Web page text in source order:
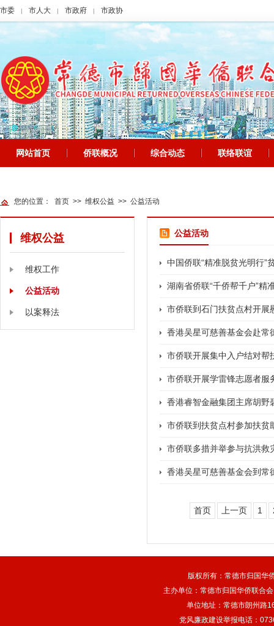
市委 | 市人大 | 市政府 | 市政协
网站首页 | 侨联概况 | 综合动态 | 联络联谊 |
您的位置： 首页 >> 维权公益 >> 公益活动
维权公益
维权工作
公益活动
以案释法
公益活动
中国侨联“精准脱贫光明行”
湖南省侨联“千侨帮千户”精
市侨联到石门扶贫点村开展
香港吴星可慈善基金会赴常
市侨联开展集中入户结对帮
市侨联开展学雷锋志愿者服
香港睿智金融集团主席胡野
市侨联到扶贫点村参加扶贫
市侨联多措并举参与抗洪救
香港吴星可慈善基金会到常
首页 上一页 1
版权所有：常德市归国华
主办单位：常德市归国华侨联合
单位地址：常德市朗州路
党风廉政建设举报电话：